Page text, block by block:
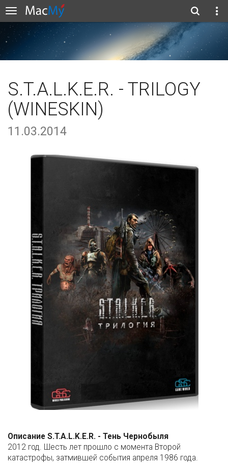
S.T.A.L.K.E.R. - TRILOGY
(WINESKIN)
11.03.2014
Описание S.T.A.L.K.E.R. - Тень Чернобыля
2012 год. Шесть лет прошло с момента Второй
катастрофы, затмившей события апреля 1986 года.